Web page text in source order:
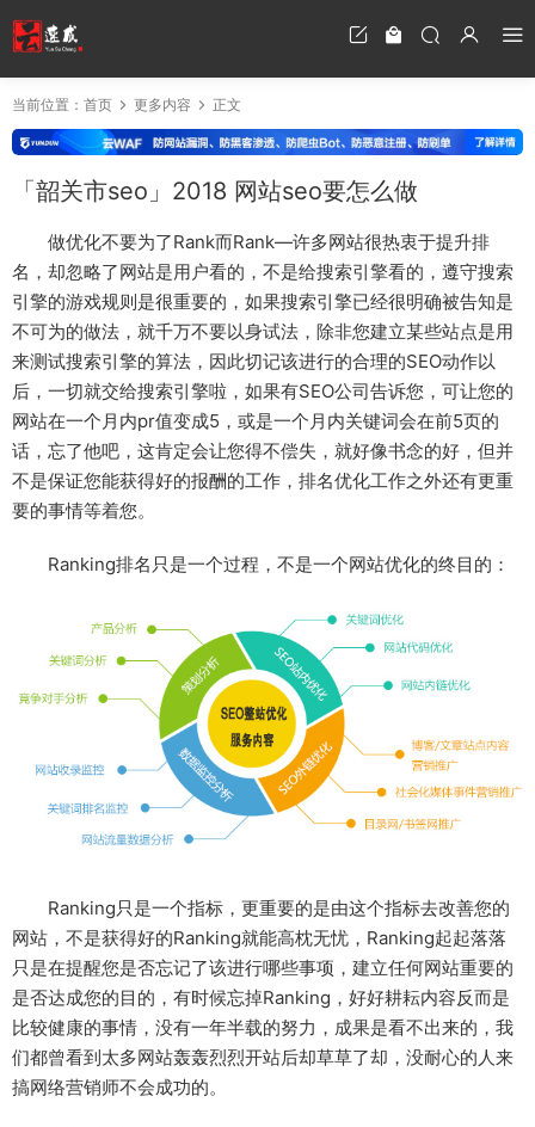
当前位置： 首页 更多内容 正文
「韶关市seo」2018 网站seo要怎么做
做优化不要为了Rank而Rank—许多网站很热衷于提升排
名，却忽略了网站是用户看的，不是给搜索引擎看的，遵守搜索
引擎的游戏规则是很重要的，如果搜索引擎已经很明确被告知是
不可为的做法，就千万不要以身试法，除非您建立某些站点是用
来测试搜索引擎的算法，因此切记该进行的合理的SEO动作以
后，一切就交给搜索引擎啦，如果有SEO公司告诉您，可让您的
网站在一个月内pr值变成5，或是一个月内关键词会在前5页的
话，忘了他吧，这肯定会让您得不偿失，就好像书念的好，但并
不是保证您能获得好的报酬的工作，排名优化工作之外还有更重
要的事情等着您。
Ranking排名只是一个过程，不是一个网站优化的终目的：
Ranking只是一个指标，更重要的是由这个指标去改善您的
网站，不是获得好的Ranking就能高枕无忧，Ranking起起落落
只是在提醒您是否忘记了该进行哪些事项，建立任何网站重要的
是否达成您的目的，有时候忘掉Ranking，好好耕耘内容反而是
比较健康的事情，没有一年半载的努力，成果是看不出来的，我
们都曾看到太多网站轰轰烈烈开站后却草草了却，没耐心的人来
搞网络营销师不会成功的。